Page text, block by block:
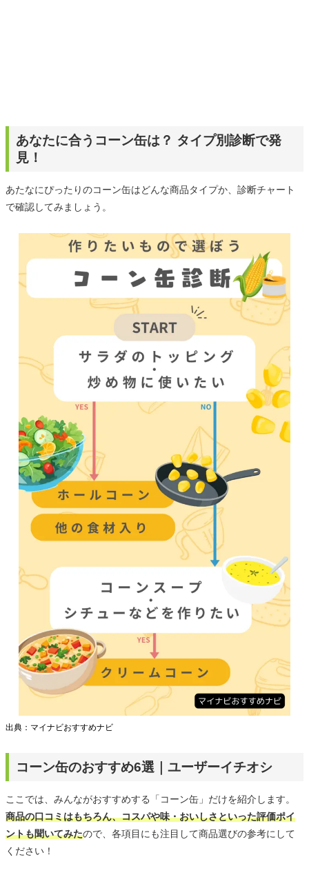
あなたに合うコーン缶は？ タイプ別診断で発
見！
あたなにぴったりのコーン缶はどんな商品タイプか、診断チャート
で確認してみましょう。
出典：マイナビおすすめナビ
コーン缶のおすすめ6選｜ユーザーイチオシ
ここでは、みんながおすすめする「コーン缶」だけを紹介します。
商品の口コミはもちろん、コスパや味・おいしさといった評価ポイ
ントも聞いてみたので、各項目にも注目して商品選びの参考にして
ください！